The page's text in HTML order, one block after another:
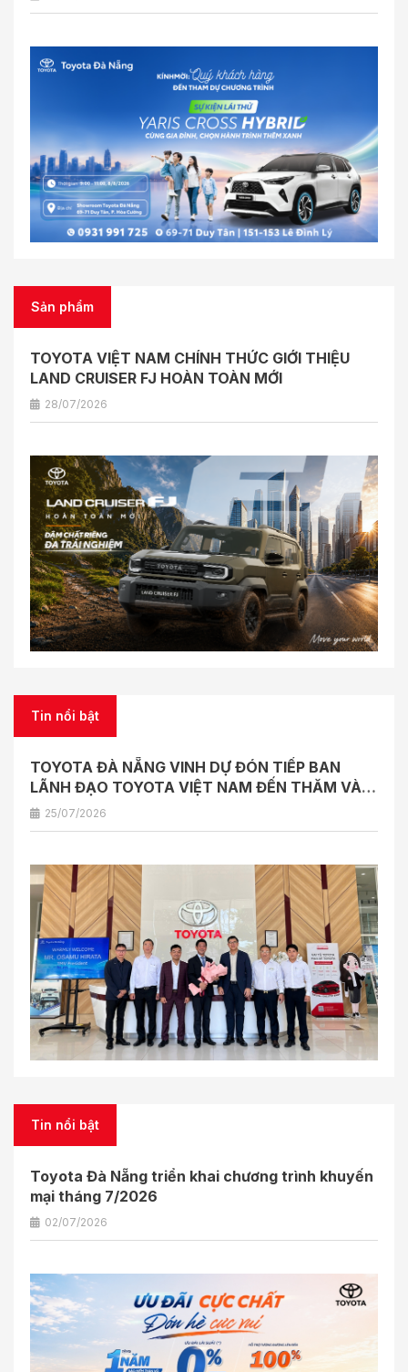
Sản phẩm
TOYOTA VIỆT NAM CHÍNH THỨC GIỚI THIỆU
LAND CRUISER FJ HOÀN TOÀN MỚI
28/07/2026
Tin nổi bật
TOYOTA ĐÀ NẴNG VINH DỰ ĐÓN TIẾP BAN
LÃNH ĐẠO TOYOTA VIỆT NAM ĐẾN THĂM VÀ
LÀM VIỆC
25/07/2026
Tin nổi bật
Toyota Đà Nẵng triển khai chương trình khuyến
mại tháng 7/2026
02/07/2026